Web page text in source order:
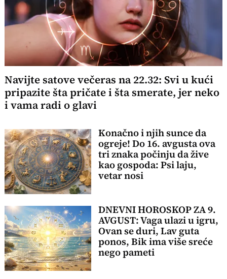
Navijte satove večeras na 22.32: Svi u kući
pripazite šta pričate i šta smerate, jer neko
i vama radi o glavi
Konačno i njih sunce da
ogreje! Do 16. avgusta ova
tri znaka počinju da žive
kao gospoda: Psi laju,
vetar nosi
DNEVNI HOROSKOP ZA 9.
AVGUST: Vaga ulazi u igru,
Ovan se duri, Lav guta
ponos, Bik ima više sreće
nego pameti